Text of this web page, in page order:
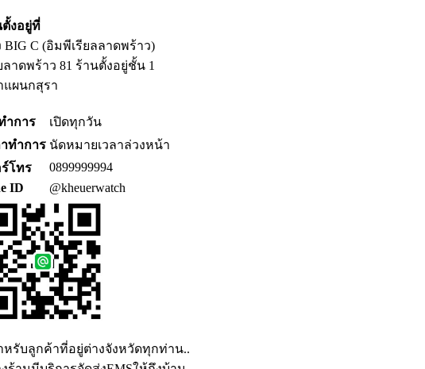
งอยู่ที่
BIG C (อิมพีเรียลลาดพร้าว)
าดพร้าว 81 ร้านตั้งอยู่ชั้น 1
แผนกสุรา
ำการ
เปิดทุกวัน
าทำการ นัดหมายเวลาล่วงหน้า
ร์โทร
0899999994
ID
@kheuerwatch
หรับลูกค้าที่อยู่ต่างจังหวัดทุกท่าน..